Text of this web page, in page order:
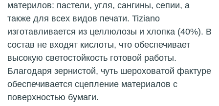
материлов: пастели, угля, сангины, сепии, а
также для всех видов печати. Tiziano
изготавливается из целлюлозы и хлопка (40%). В
состав не входят кислоты, что обеспечивает
высокую светостойкость готовой работы.
Благодаря зернистой, чуть шероховатой фактуре
обеспечивается сцепление материалов с
поверхностью бумаги.